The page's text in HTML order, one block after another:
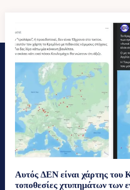
Αυτός ΔΕΝ είναι χάρτης του
τοποθεσίες χτυπημάτων των